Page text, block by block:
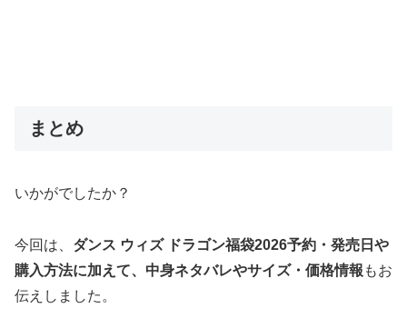
まとめ
いかがでしたか？
今回は、 ダンス ウィズ ドラゴン福袋2026予約・発売日や
購入方法に加えて、中身ネタバレやサイズ・価格情報 もお
伝えしました。